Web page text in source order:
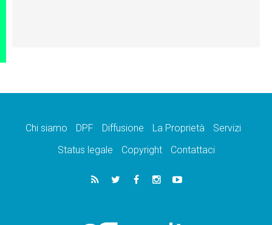
Chi siamo DPF Diffusione La Proprietà
Servizi
Status legale
Copyright Contattaci